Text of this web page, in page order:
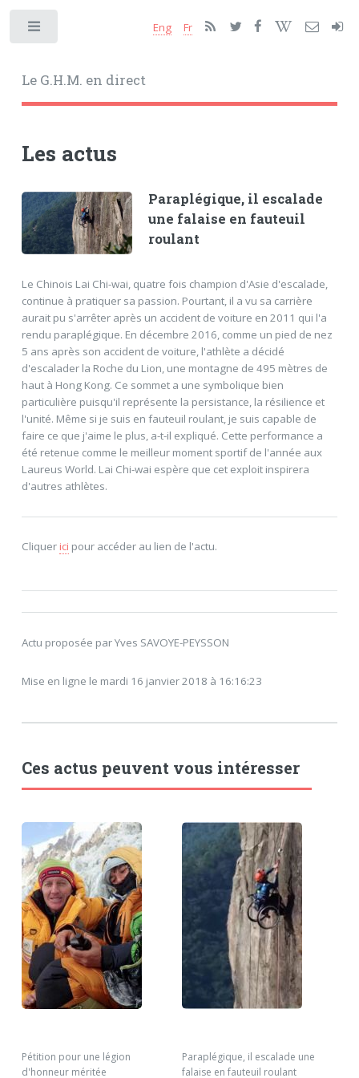
Le G.H.M. en direct
Eng Fr
Les actus
Paraplégique, il escalade
une falaise en fauteuil
roulant
Le Chinois Lai Chi-wai, quatre fois champion d'Asie d'escalade,
continue à pratiquer sa passion. Pourtant, il a vu sa carrière
aurait pu s'arrêter après un accident de voiture en 2011 qui l'a
rendu paraplégique. En décembre 2016, comme un pied de nez
5 ans après son accident de voiture, l'athlète a décidé
d'escalader la Roche du Lion, une montagne de 495 mètres de
haut à Hong Kong. Ce sommet a une symbolique bien
particulière puisqu'il représente la persistance, la résilience et
l'unité. Même si je suis en fauteuil roulant, je suis capable de
faire ce que j'aime le plus, a-t-il expliqué. Cette performance a
été retenue comme le meilleur moment sportif de l'année aux
Laureus World. Lai Chi-wai espère que cet exploit inspirera
d'autres athlètes.
Cliquerici pour accéder au lien de l'actu.
Actu proposée par Yves SAVOYE-PEYSSON
Mise en ligne le mardi 16 janvier 2018 à 16:16:23
Ces actus peuvent vous intéresser
Pétition pour une légion
d'honneur méritée
Paraplégique, il escalade une
falaise en fauteuil roulant